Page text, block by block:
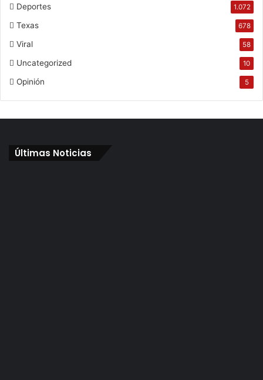
Deportes 1.072
Texas 678
Viral 58
Uncategorized 10
Opinión 5
Últimas Noticias